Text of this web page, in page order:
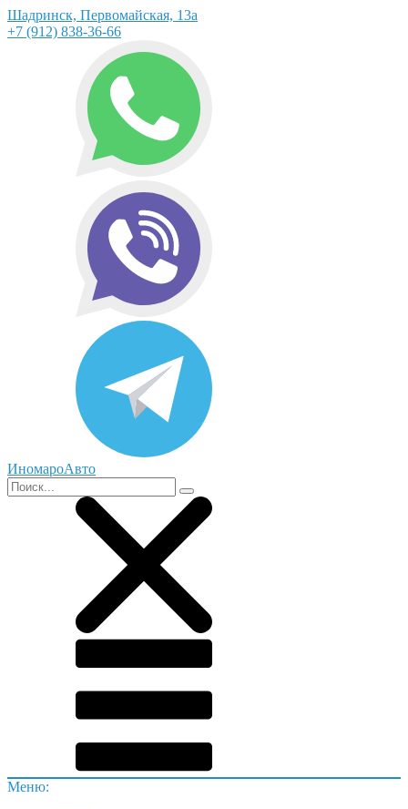
Шадринск, Первомайская, 13а
+7 (912) 838-36-66
ИномароАвто
Меню: